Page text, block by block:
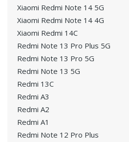
Xiaomi Redmi Note 14 5G
Xiaomi Redmi Note 14 4G
Xiaomi Redmi 14C
Redmi Note 13 Pro Plus 5G
Redmi Note 13 Pro 5G
Redmi Note 13 5G
Redmi 13C
Redmi A3
Redmi A2
Redmi A1
Redmi Note 12 Pro Plus